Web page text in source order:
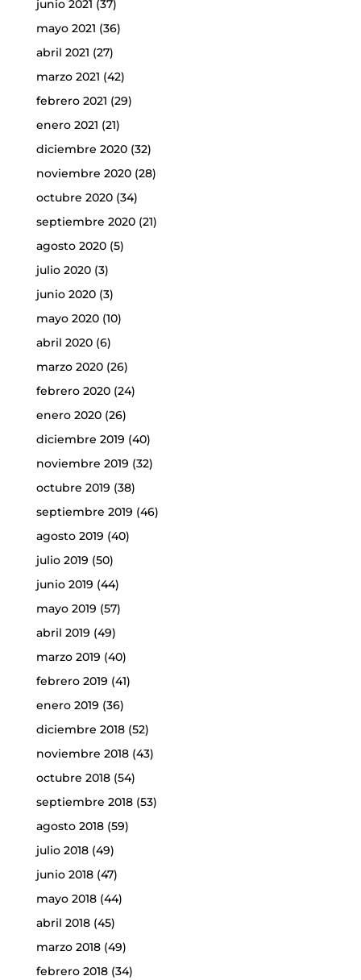
junio 2021 (37)
mayo 2021 (36)
abril 2021 (27)
marzo 2021 (42)
febrero 2021 (29)
enero 2021 (21)
diciembre 2020(32)
noviembre 2020(28)
octubre 2020(34)
septiembre 2020(21)
agosto 2020(5)
julio 2020(3)
junio 2020(3)
mayo 2020(10)
abril 2020(6)
marzo 2020(26)
febrero 2020(24)
enero 2020(26)
diciembre 2019 (40)
noviembre 2019 (32)
octubre 2019 (38)
septiembre 2019 (46)
agosto 2019 (40)
julio 2019 (50)
junio 2019 (44)
mayo 2019 (57)
abril 2019 (49)
marzo 2019 (40)
febrero 2019 (41)
enero 2019 (36)
diciembre 2018(52)
noviembre 2018(43)
octubre 2018(54)
septiembre 2018(53)
agosto 2018(59)
julio 2018(49)
junio 2018(47)
mayo 2018(44)
abril 2018(45)
marzo 2018(49)
febrero 2018(34)